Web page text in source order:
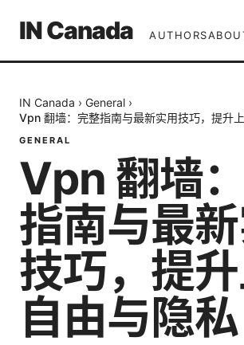
IN Canada AUTHORS
IN Canada › General ›
Vpn 翻墙：完整指南与最新实用技巧，提升
GENERAL
Vpn 翻墙
指南与最
技巧，提
自由与隐私